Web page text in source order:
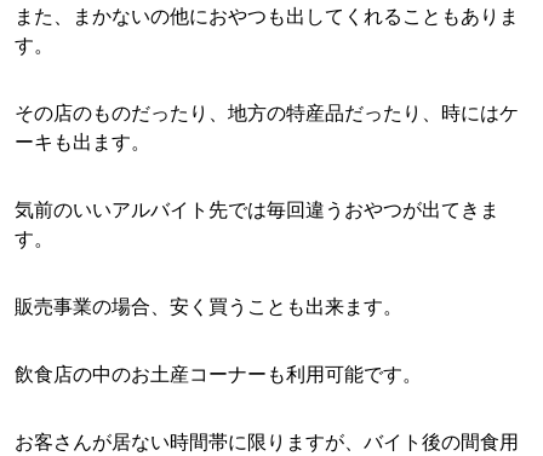
また、まかないの他におやつも出してくれることもありま
す。
その店のものだったり、地方の特産品だったり、時にはケ
ーキも出ます。
気前のいいアルバイト先では毎回違うおやつが出てきま
す。
販売事業の場合、安く買うことも出来ます。
飲食店の中のお土産コーナーも利用可能です。
お客さんが居ない時間帯に限りますが、バイト後の間食用